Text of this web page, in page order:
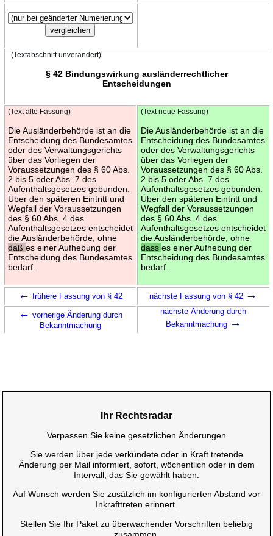
(Textabschnitt unverändert)
§ 42 Bindungswirkung ausländerrechtlicher
Entscheidungen
(Text alte Fassung)
Die Ausländerbehörde ist an die
Entscheidung des Bundesamtes
oder des Verwaltungsgerichts
über das Vorliegen der
Voraussetzungen des § 60 Abs.
2 bis 5 oder Abs. 7 des
Aufenthaltsgesetzes gebunden.
Über den späteren Eintritt und
Wegfall der Voraussetzungen
des § 60 Abs. 4 des
Aufenthaltsgesetzes entscheidet
die Ausländerbehörde, ohne
daß es einer Aufhebung der
Entscheidung des Bundesamtes
bedarf.
(Text neue Fassung)
Die Ausländerbehörde ist an die
Entscheidung des Bundesamtes
oder des Verwaltungsgerichts
über das Vorliegen der
Voraussetzungen des § 60 Abs.
2 bis 5 oder Abs. 7 des
Aufenthaltsgesetzes gebunden.
Über den späteren Eintritt und
Wegfall der Voraussetzungen
des § 60 Abs. 4 des
Aufenthaltsgesetzes entscheidet
die Ausländerbehörde, ohne
dass es einer Aufhebung der
Entscheidung des Bundesamtes
bedarf.
← frühere Fassung von § 42 nächste Fassung von § 42 →
← vorherige Änderung durch
Bekanntmachung
nächste Änderung durch
Bekanntmachung →
Ihr Rechtsradar
Verpassen Sie keine gesetzlichen Änderungen
Sie werden über jede verkündete oder in Kraft tretende
Änderung per Mail informiert, sofort, wöchentlich oder in dem
Intervall, das Sie gewählt haben.
Auf Wunsch werden Sie zusätzlich im konfigurierten Abstand vor
Inkrafttreten erinnert.
Stellen Sie Ihr Paket zu überwachender Vorschriften beliebig